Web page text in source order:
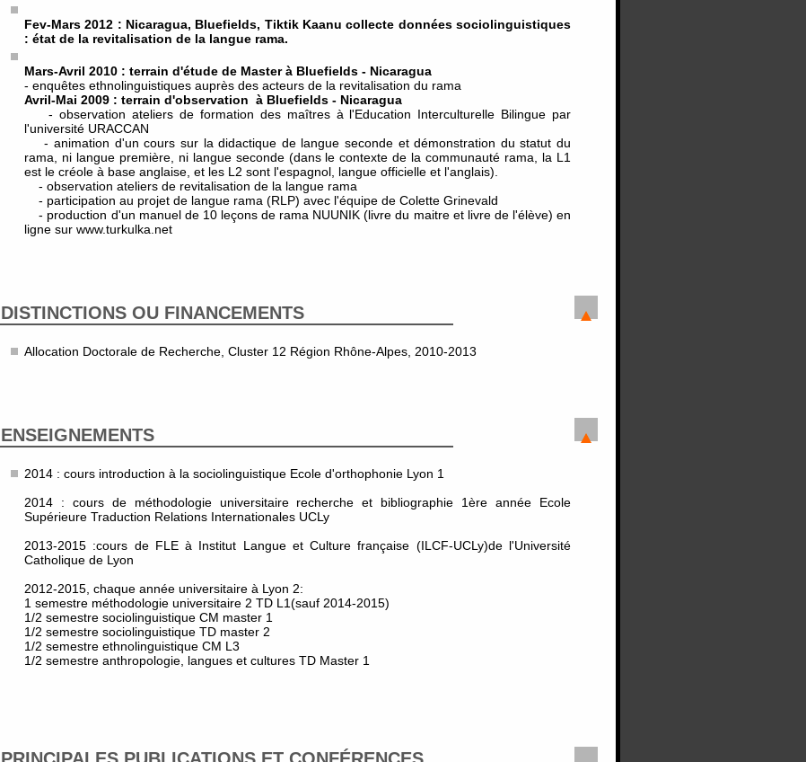
Fev-Mars 2012 : Nicaragua, Bluefields, Tiktik Kaanu collecte données sociolinguistiques
: état de la revitalisation de la langue rama.
Mars-Avril 2010 : terrain d'étude de Master à Bluefields - Nicaragua
- enquêtes ethnolinguistiques auprès des acteurs de la revitalisation du rama
Avril-Mai 2009 : terrain d'observation à Bluefields - Nicaragua
- observation ateliers de formation des maîtres à l'Education Interculturelle Bilingue par
l'université URACCAN
- animation d'un cours sur la didactique de langue seconde et démonstration du statut du
rama, ni langue première, ni langue seconde (dans le contexte de la communauté rama, la L1
est le créole à base anglaise, et les L2 sont l'espagnol, langue officielle et l'anglais).
- observation ateliers de revitalisation de la langue rama
- participation au projet de langue rama (RLP) avec l'équipe de Colette Grinevald
- production d'un manuel de 10 leçons de rama NUUNIK (livre du maitre et livre de l'élève) en
ligne sur www.turkulka.net
DISTINCTIONS OU FINANCEMENTS
Allocation Doctorale de Recherche, Cluster 12 Région Rhône-Alpes, 2010-2013
ENSEIGNEMENTS
2014 : cours introduction à la sociolinguistique Ecole d'orthophonie Lyon 1
2014 : cours de méthodologie universitaire recherche et bibliographie 1ère année Ecole
Supérieure Traduction Relations Internationales UCLy
2013-2015 :cours de FLE à Institut Langue et Culture française (ILCF-UCLy)de l'Université
Catholique de Lyon
2012-2015, chaque année universitaire à Lyon 2:
1 semestre méthodologie universitaire 2 TD L1(sauf 2014-2015)
1/2 semestre sociolinguistique CM master 1
1/2 semestre sociolinguistique TD master 2
1/2 semestre ethnolinguistique CM L3
1/2 semestre anthropologie, langues et cultures TD Master 1